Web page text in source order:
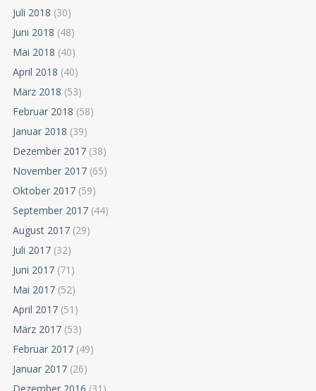
Juli 2018 (30)
Juni 2018 (48)
Mai 2018 (40)
April 2018 (40)
März 2018 (53)
Februar 2018 (58)
Januar 2018 (39)
Dezember 2017 (38)
November 2017 (65)
Oktober 2017 (59)
September 2017 (44)
August 2017 (29)
Juli 2017 (32)
Juni 2017 (71)
Mai 2017 (52)
April 2017 (51)
März 2017 (53)
Februar 2017 (49)
Januar 2017 (26)
Dezember 2016 (31)